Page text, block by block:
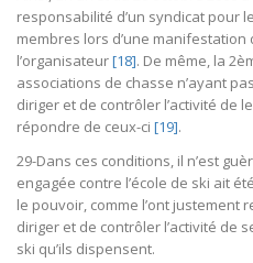
responsabilité d’un syndicat pour
membres lors d’une
l’organisateur[18]. De même, la
associations de chasse n’ayant
diriger et de contrôler l’activité de
répondre de ceux-ci [19].
29-Dans ces conditions, il n’est
engagée contre l’école de ski ait
le pouvoir, comme l’ont justement
diriger et de contrôler l’activité de
ski qu’ils dispensent.